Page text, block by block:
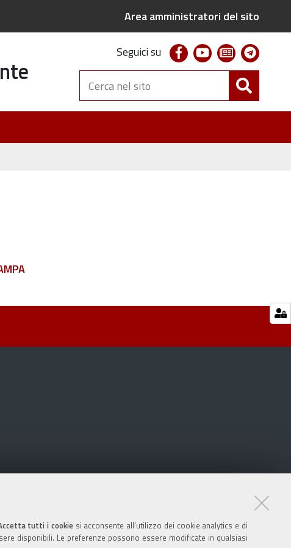
tutti i cookiesi acconsente all’utilizzo dei cookie analytics e di
disponibili. Le preferenze possono essere modificate in qualsiasi
Area amministratori del sito
Seguici su facebookyoutubenewsletter
Cerca
nel
sito